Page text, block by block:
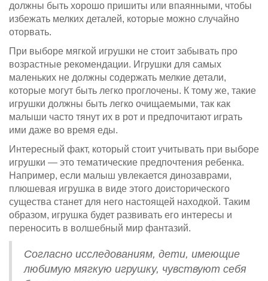
должны быть хорошо пришиты или впаянными, чтобы
избежать мелких деталей, которые можно случайно
оторвать.
При выборе мягкой игрушки не стоит забывать про
возрастные рекомендации. Игрушки для самых
маленьких не должны содержать мелкие детали,
которые могут быть легко проглочены. К тому же, такие
игрушки должны быть легко очищаемыми, так как
малыши часто тянут их в рот и предпочитают играть
ими даже во время еды.
Интересный факт, который стоит учитывать при выборе
игрушки — это тематические предпочтения ребенка.
Например, если малыш увлекается динозаврами,
плюшевая игрушка в виде этого доисторического
существа станет для него настоящей находкой. Таким
образом, игрушка будет развивать его интересы и
переносить в волшебный мир фантазий.
Согласно исследованиям, дети, имеющие
любимую мягкую игрушку, чувствуют себя